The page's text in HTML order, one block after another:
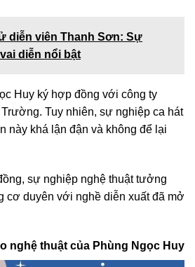
diễn viên Thanh Sơn: Sự
diễn nổi bật
Huy ký hợp đồng với công ty
Tuy nhiên, sự nghiệp ca hát
này khá lận đận và không để lại
sự nghiệp nghệ thuật tưởng
cơ duyên với nghề diễn xuất đã mở
nghệ thuật của Phùng Ngọc Huy